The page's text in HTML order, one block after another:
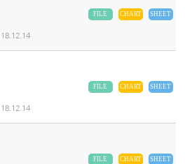
SHEET
CHART
FILE
18.12.14
SHEET
CHART
FILE
18.12.14
SHEET
CHART
FILE